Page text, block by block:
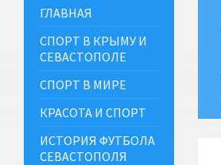
ГЛАВНАЯ
СПОРТ В КРЫМУ И
СЕВАСТОПОЛЕ
СПОРТ В МИРЕ
КРАСОТА И СПОРТ
ИСТОРИЯ ФУТБОЛА
СЕВАСТОПОЛЯ